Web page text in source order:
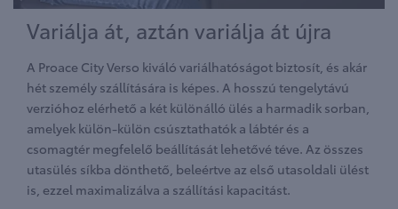
Variálja át, aztán variálja át újra
A Proace City Verso kiváló variálhatóságot biztosít, és akár
hét személy szállítására is képes. A hosszú tengelytávú
verzióhoz elérhető a két különálló ülés a harmadik sorban,
amelyek külön-külön csúsztathatók a lábtér és a
csomagtér megfelelő beállítását lehetővé téve. Az összes
utasülés síkba dönthető, beleértve az első utasoldali ülést
is, ezzel maximalizálva a szállítási kapacitást.